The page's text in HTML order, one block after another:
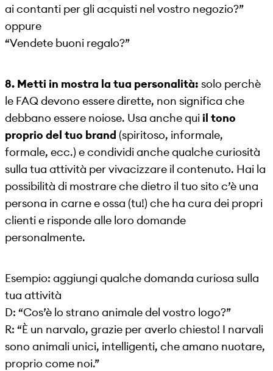
ai contanti per gli acquisti nel vostro negozio?”
oppure
“Vendete buoni regalo?”
8. Metti in mostra la tua personalità: solo perchè
le FAQ devono essere dirette, non significa che
debbano essere noiose. Usa anche quiil tono
proprio del tuo brand (spiritoso, informale,
formale, ecc.) e condividi anche qualche curiosità
sulla tua attività per vivacizzare il contenuto. Hai la
possibilità di mostrare che dietro il tuo sito c’è una
persona in carne e ossa (tu!) che ha cura dei propri
clienti e risponde alle loro domande
personalmente.
Esempio: aggiungi qualche domanda curiosa sulla
tua attività
D: “Cos’è lo strano animale del vostro logo?”
R: “È un narvalo, grazie per averlo chiesto! I narvali
sono animali unici, intelligenti, che amano nuotare,
proprio come noi.”